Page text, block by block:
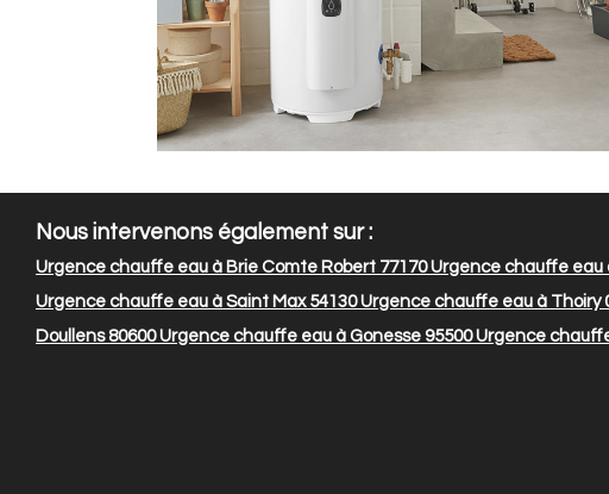
Nous intervenons également sur :
Urgence chauffe eau à Brie Comte Robert 77170Urgence chauffe eau
Urgence chauffe eau à Saint Max 54130Urgence chauffe eau à Thoiry
Doullens 80600Urgence chauffe eau à Gonesse 95500Urgence